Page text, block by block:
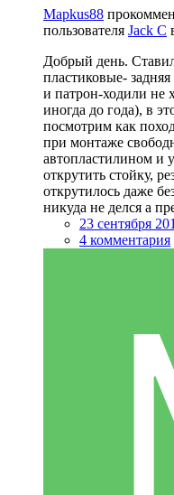
Mapkus88
пользователя Jack C
Добрый день.
пластиковые-
и патрон-ходили не
иногда до года), в
посмотрим как
при монтаже
автопластилином и
открутить стойку,
открутилось даже
никуда не делся а
23 сентября
4 комментария